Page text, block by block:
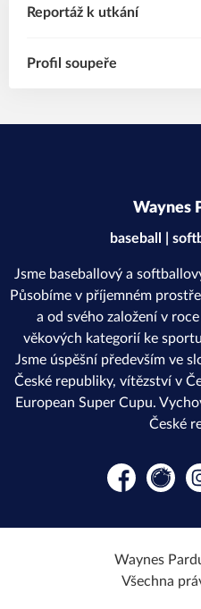
Reportáž k utkání
Profil soupeře
Waynes
baseball |
Jsme baseballový a
Působíme v příjemném
a od svého založení v
věkových kategorií ke
Jsme úspěšní především ve
České republiky, vítězství v
European Super Cupu.
České
Facebook
Rajče
Waynes
Všechna